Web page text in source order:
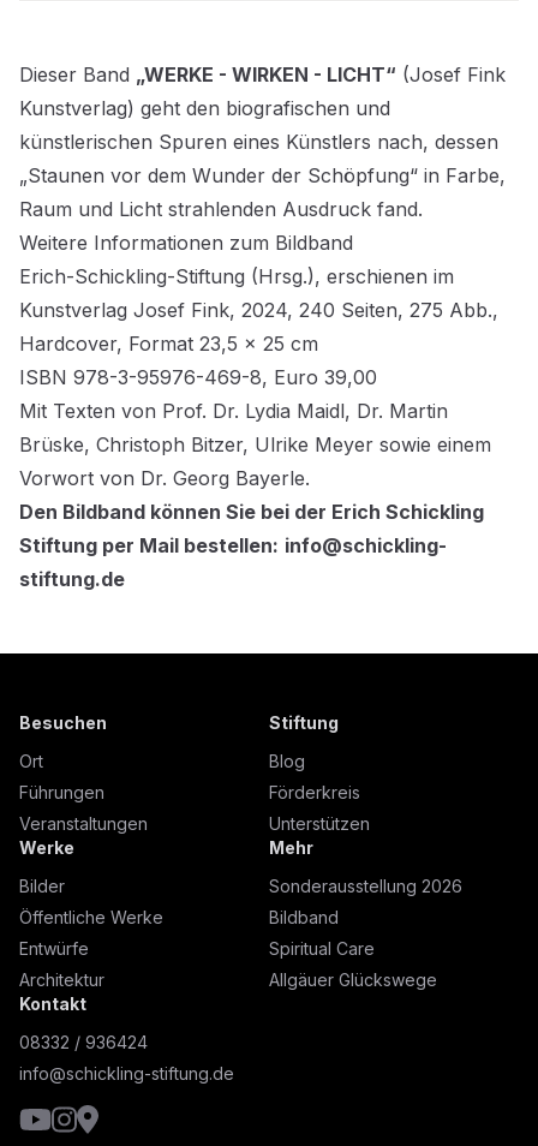
Dieser Band „WERKE - WIRKEN - LICHT“ (Josef Fink
Kunstverlag) geht den biografischen und
künstlerischen Spuren eines Künstlers nach, dessen
„Staunen vor dem Wunder der Schöpfung“ in Farbe,
Raum und Licht strahlenden Ausdruck fand.
Weitere Informationen zum Bildband
Erich-Schickling-Stiftung (Hrsg.), erschienen im
Kunstverlag Josef Fink, 2024, 240 Seiten, 275 Abb.,
Hardcover, Format 23,5 x 25 cm
ISBN 978-3-95976-469-8, Euro 39,00
Mit Texten von Prof. Dr. Lydia Maidl, Dr. Martin
Brüske, Christoph Bitzer, Ulrike Meyer sowie einem
Vorwort von Dr. Georg Bayerle.
Den Bildband können Sie bei der Erich Schickling
Stiftung per Mail bestellen: info@schickling-
stiftung.de
Besuchen
Ort
Führungen
Veranstaltungen
Stiftung
Blog
Förderkreis
Unterstützen
Werke
Bilder
Öffentliche Werke
Entwürfe
Architektur
Mehr
Sonderausstellung 2026
Bildband
Spiritual Care
Allgäuer Glückswege
Kontakt
08332 / 936424
info@schickling-stiftung.de
YouTube
Instagram
Google Maps